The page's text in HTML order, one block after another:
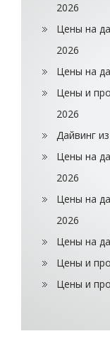
2026
Цены на
2026
Цены на
Цены и
2026
Дайвинг
Цены на
2026
Цены на
2026
Цены на
Цены и
Цены и